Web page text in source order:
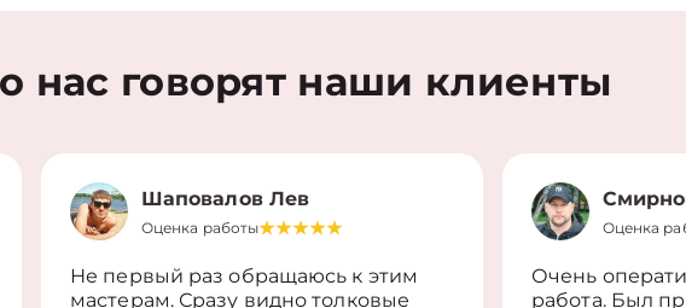
нас говорят наши клиенты
Шаповалов Лев
Оценка работы
Не первый раз обращаюсь к этим
мастерам. Сразу видно толковые
Оценка
Очень
работа. Был